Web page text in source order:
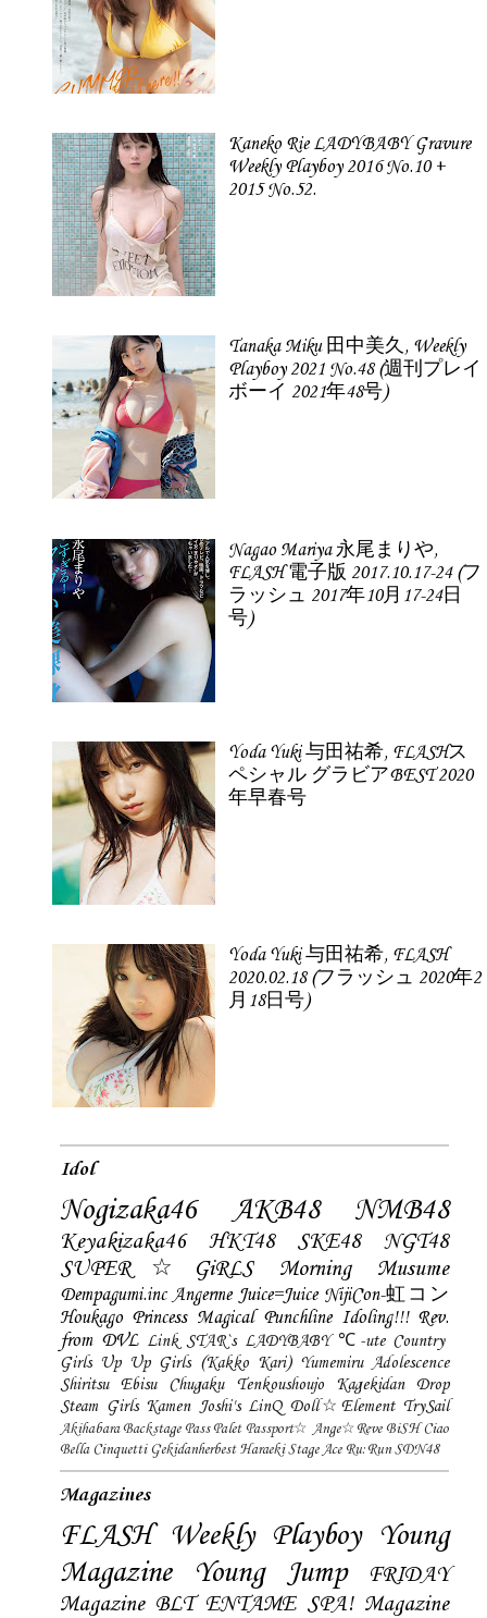
Kaneko Rie LADYBABY Gravure
Weekly Playboy 2016 No.10 +
2015 No.52.
Tanaka Miku 田中美久, Weekly
Playboy 2021 No.48 (週刊プレイ
ボーイ 2021年48号)
Nagao Mariya 永尾まりや,
FLASH 電子版 2017.10.17-24 (フ
ラッシュ 2017年10月17-24日
号)
Yoda Yuki 与田祐希, FLASHス
ペシャル グラビアBEST 2020
年早春号
Yoda Yuki 与田祐希, FLASH
2020.02.18 (フラッシュ 2020年2
月18日号)
Idol
Nogizaka46 AKB48 NMB48
Keyakizaka46 HKT48 SKE48
NGT48
SUPER☆GiRLS
Morning Musume
Dempagumi.inc Angerme Juice=Juice NijiCon-虹コン
Houkago Princess Magical Punchline Idoling!!! Rev.
from DVL Link STAR`s LADYBABY ℃-ute Country
Girls Up Up Girls (Kakko Kari) Yumemiru Adolescence
Shiritsu Ebisu Chugaku
Tenkoushoujo Kagekidan
Drop
Steam Girls Kamen Joshi's LinQ Doll☆Element TrySail
Akihabara Backstage Pass Palet Passport☆ Ange☆Reve BiSH Ciao
Bella Cinquetti Gekidanherbest Haraeki Stage Ace Ru:Run SDN48
Magazines
FLASH Weekly Playboy Young
Magazine
Young Jump
FRIDAY
Magazine BLT ENTAME SPA! Magazine